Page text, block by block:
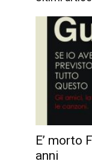
E’ morto
anni